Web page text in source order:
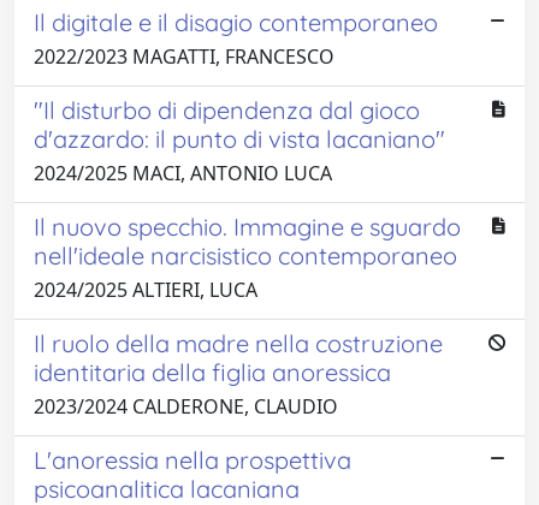
Il digitale e il disagio contemporaneo
2022/2023 MAGATTI, FRANCESCO
"Il disturbo di dipendenza dal gioco
d'azzardo: il punto di vista lacaniano"
2024/2025 MACI, ANTONIO LUCA
Il nuovo specchio. Immagine e sguardo
nell'ideale narcisistico contemporaneo
2024/2025 ALTIERI, LUCA
Il ruolo della madre nella costruzione
identitaria della figlia anoressica
2023/2024 CALDERONE, CLAUDIO
L'anoressia nella prospettiva
psicoanalitica lacaniana